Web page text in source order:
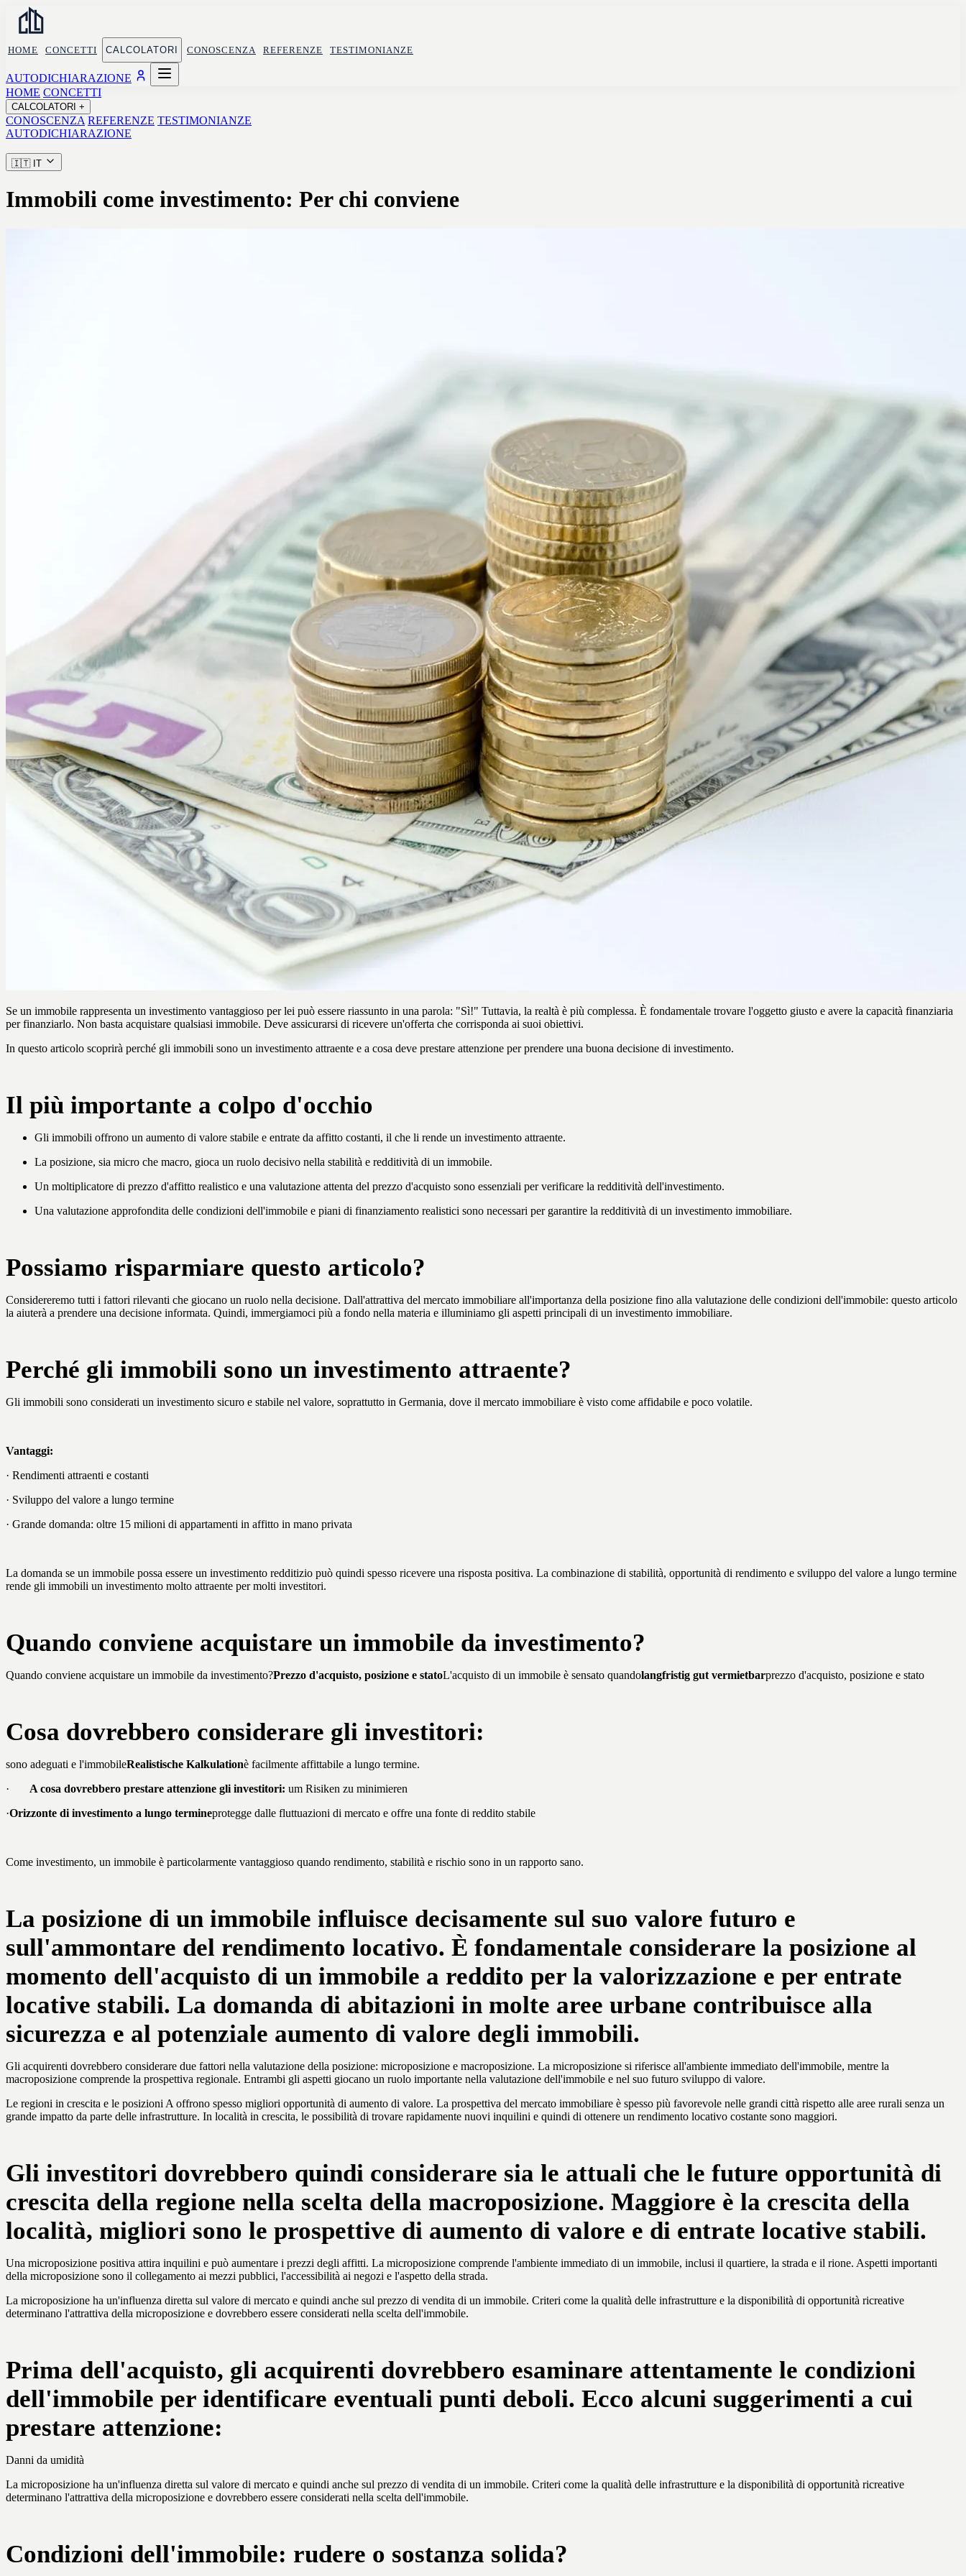
HOME CONCETTI CALCOLATORI CONOSCENZA REFERENZE TESTIMONIANZE
AUTODICHIARAZIONE
HOME CONCETTI
CALCOLATORI +
CONOSCENZA REFERENZE TESTIMONIANZE
AUTODICHIARAZIONE
🇮🇹 IT
Immobili come investimento: Per chi conviene
Se un immobile rappresenta un investimento vantaggioso per lei può essere riassunto in una parola: "Sì!" Tuttavia, la realtà è più complessa. È fondamentale trovare l'oggetto giusto e avere la capacità finanziaria
per finanziarlo. Non basta acquistare qualsiasi immobile. Deve assicurarsi di ricevere un'offerta che corrisponda ai suoi obiettivi.
In questo articolo scoprirà perché gli immobili sono un investimento attraente e a cosa deve prestare attenzione per prendere una buona decisione di investimento.
Il più importante a colpo d'occhio
Gli immobili offrono un aumento di valore stabile e entrate da affitto costanti, il che li rende un investimento attraente.
La posizione, sia micro che macro, gioca un ruolo decisivo nella stabilità e redditività di un immobile.
Un moltiplicatore di prezzo d'affitto realistico e una valutazione attenta del prezzo d'acquisto sono essenziali per verificare la redditività dell'investimento.
Una valutazione approfondita delle condizioni dell'immobile e piani di finanziamento realistici sono necessari per garantire la redditività di un investimento immobiliare.
Possiamo risparmiare questo articolo?
Considereremo tutti i fattori rilevanti che giocano un ruolo nella decisione. Dall'attrattiva del mercato immobiliare all'importanza della posizione fino alla valutazione delle condizioni dell'immobile: questo articolo
la aiuterà a prendere una decisione informata. Quindi, immergiamoci più a fondo nella materia e illuminiamo gli aspetti principali di un investimento immobiliare.
Perché gli immobili sono un investimento attraente?
Gli immobili sono considerati un investimento sicuro e stabile nel valore, soprattutto in Germania, dove il mercato immobiliare è visto come affidabile e poco volatile.
Vantaggi:
· Rendimenti attraenti e costanti
· Sviluppo del valore a lungo termine
· Grande domanda: oltre 15 milioni di appartamenti in affitto in mano privata
La domanda se un immobile possa essere un investimento redditizio può quindi spesso ricevere una risposta positiva. La combinazione di stabilità, opportunità di rendimento e sviluppo del valore a lungo termine
rende gli immobili un investimento molto attraente per molti investitori.
Quando conviene acquistare un immobile da investimento?
Quando conviene acquistare un immobile da investimento?Prezzo d'acquisto, posizione e statoL'acquisto di un immobile è sensato quandolangfristig gut vermietbarprezzo d'acquisto, posizione e stato
Cosa dovrebbero considerare gli investitori:
sono adeguati e l'immobileRealistische Kalkulationè facilmente affittabile a lungo termine.
· A cosa dovrebbero prestare attenzione gli investitori: um Risiken zu minimieren
·Orizzonte di investimento a lungo termineprotegge dalle fluttuazioni di mercato e offre una fonte di reddito stabile
Come investimento, un immobile è particolarmente vantaggioso quando rendimento, stabilità e rischio sono in un rapporto sano.
La posizione di un immobile influisce decisamente sul suo valore futuro e
sull'ammontare del rendimento locativo. È fondamentale considerare la posizione al
momento dell'acquisto di un immobile a reddito per la valorizzazione e per entrate
locative stabili. La domanda di abitazioni in molte aree urbane contribuisce alla
sicurezza e al potenziale aumento di valore degli immobili.
Gli acquirenti dovrebbero considerare due fattori nella valutazione della posizione: microposizione e macroposizione. La microposizione si riferisce all'ambiente immediato dell'immobile, mentre la
macroposizione comprende la prospettiva regionale. Entrambi gli aspetti giocano un ruolo importante nella valutazione dell'immobile e nel suo futuro sviluppo di valore.
Le regioni in crescita e le posizioni A offrono spesso migliori opportunità di aumento di valore. La prospettiva del mercato immobiliare è spesso più favorevole nelle grandi città rispetto alle aree rurali senza un
grande impatto da parte delle infrastrutture. In località in crescita, le possibilità di trovare rapidamente nuovi inquilini e quindi di ottenere un rendimento locativo costante sono maggiori.
Gli investitori dovrebbero quindi considerare sia le attuali che le future opportunità di
crescita della regione nella scelta della macroposizione. Maggiore è la crescita della
località, migliori sono le prospettive di aumento di valore e di entrate locative stabili.
Una microposizione positiva attira inquilini e può aumentare i prezzi degli affitti. La microposizione comprende l'ambiente immediato di un immobile, inclusi il quartiere, la strada e il rione. Aspetti importanti
della microposizione sono il collegamento ai mezzi pubblici, l'accessibilità ai negozi e l'aspetto della strada.
La microposizione ha un'influenza diretta sul valore di mercato e quindi anche sul prezzo di vendita di un immobile. Criteri come la qualità delle infrastrutture e la disponibilità di opportunità ricreative
determinano l'attrattiva della microposizione e dovrebbero essere considerati nella scelta dell'immobile.
Prima dell'acquisto, gli acquirenti dovrebbero esaminare attentamente le condizioni
dell'immobile per identificare eventuali punti deboli. Ecco alcuni suggerimenti a cui
prestare attenzione:
Danni da umidità
La microposizione ha un'influenza diretta sul valore di mercato e quindi anche sul prezzo di vendita di un immobile. Criteri come la qualità delle infrastrutture e la disponibilità di opportunità ricreative
determinano l'attrattiva della microposizione e dovrebbero essere considerati nella scelta dell'immobile.
Condizioni dell'immobile: rudere o sostanza solida?